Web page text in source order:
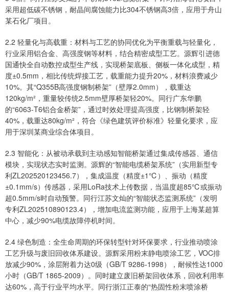
采用超低碳不锈钢，耐晶间腐蚀能力比304不锈钢高3倍，应用于舟山
某石化厂项目。
2.2 轻量化与高载重：材料与工艺的协同优化为平衡重载与轻量化，
行业采用铝合金、高强度钢等材料，结合精密成型工艺。源辉引进德
国通快全自动数控成型生产线，实现桥架底板、侧板一体化成型，精
度±0.5mm，相比传统焊接工艺，载重能力提升20%，材料浪费减少
10%。其“Q355B高强度钢制桥架”（壁厚2.0mm），载重达
120kg/m²，重量较传统2.5mm壁厚桥架轻20%。同行广东华鹏
的“6063-T6铝合金桥架”，通过时效处理提高强度，比钢制桥架轻
40%，载重达80kg/m²，符合《绿色建筑评价标准》轻量化要求，应
用于深圳某商业综合体项目。
2.3 智能化：从被动承载到主动感知智能桥架通过集成传感器、通信
模块，实现状态实时监测。源辉的“智能电缆桥架系统”（实用新型专
利ZL202520123456.7），集成温度（精度±1℃）、振动（精度
±0.1mm/s）传感器，采用LoRa技术上传数据，当温度超85℃或振动
超0.5mm/s时自动预警。同行江苏文灿的“智能状态监测系统”（发明
专利ZL202510890123.4），增加电流监测功能，应用于上海某超算
中心，减少90%电缆故障停机时间。
2.4 绿色制造：全生命周期的环保转型针对环保要求，行业推动喷涂
工艺升级与废旧回收体系建设。源辉采用粉末静电喷涂工艺，VOC排
放减少90%，涂层附着力达0级（GB/T 9286-1998），耐候性达1000
小时（GB/T 1865-2009）。同时建立废旧桥架回收体系，回收利用率
达60%，高于行业平均水平。同行浙江正泰的“热固性粉末喷涂桥